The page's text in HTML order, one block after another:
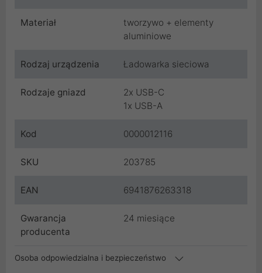
Materiał
tworzywo + elementy
aluminiowe
Rodzaj urządzenia Ładowarka sieciowa
Rodzaje gniazd
2x USB-C
1x USB-A
Kod 0000012116
SKU 203785
EAN 6941876263318
Gwarancja
producenta
24 miesiące
Osoba odpowiedzialna i bezpieczeństwo